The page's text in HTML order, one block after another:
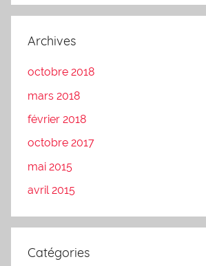
Archives
octobre 2018
mars 2018
février 2018
octobre 2017
mai 2015
avril 2015
Catégories